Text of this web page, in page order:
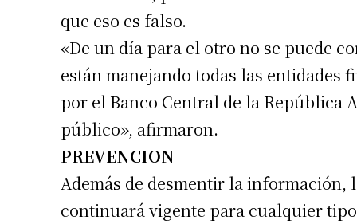
que eso es falso.
«De un día para el otro no se puede
están manejando todas las entidades
por el Banco Central de la República
público», afirmaron.
PREVENCION
Además de desmentir la
continuará vigente para cualquier